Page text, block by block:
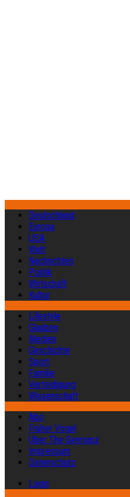
Deutschland
Europa
USA
Welt
Nachrichten
Politik
Wirtschaft
Kultur
Lifestyle
Glauben
Medien
Geschichte
Sport
Familie
Verteidigung
Wissenschaft
Abo
Früher Vogel
Über The Germanz
Impressum
Datenschutz
Login